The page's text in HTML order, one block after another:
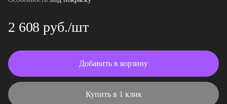
2 608 руб./шт
Добавить в корзину
Купить в 1 клик